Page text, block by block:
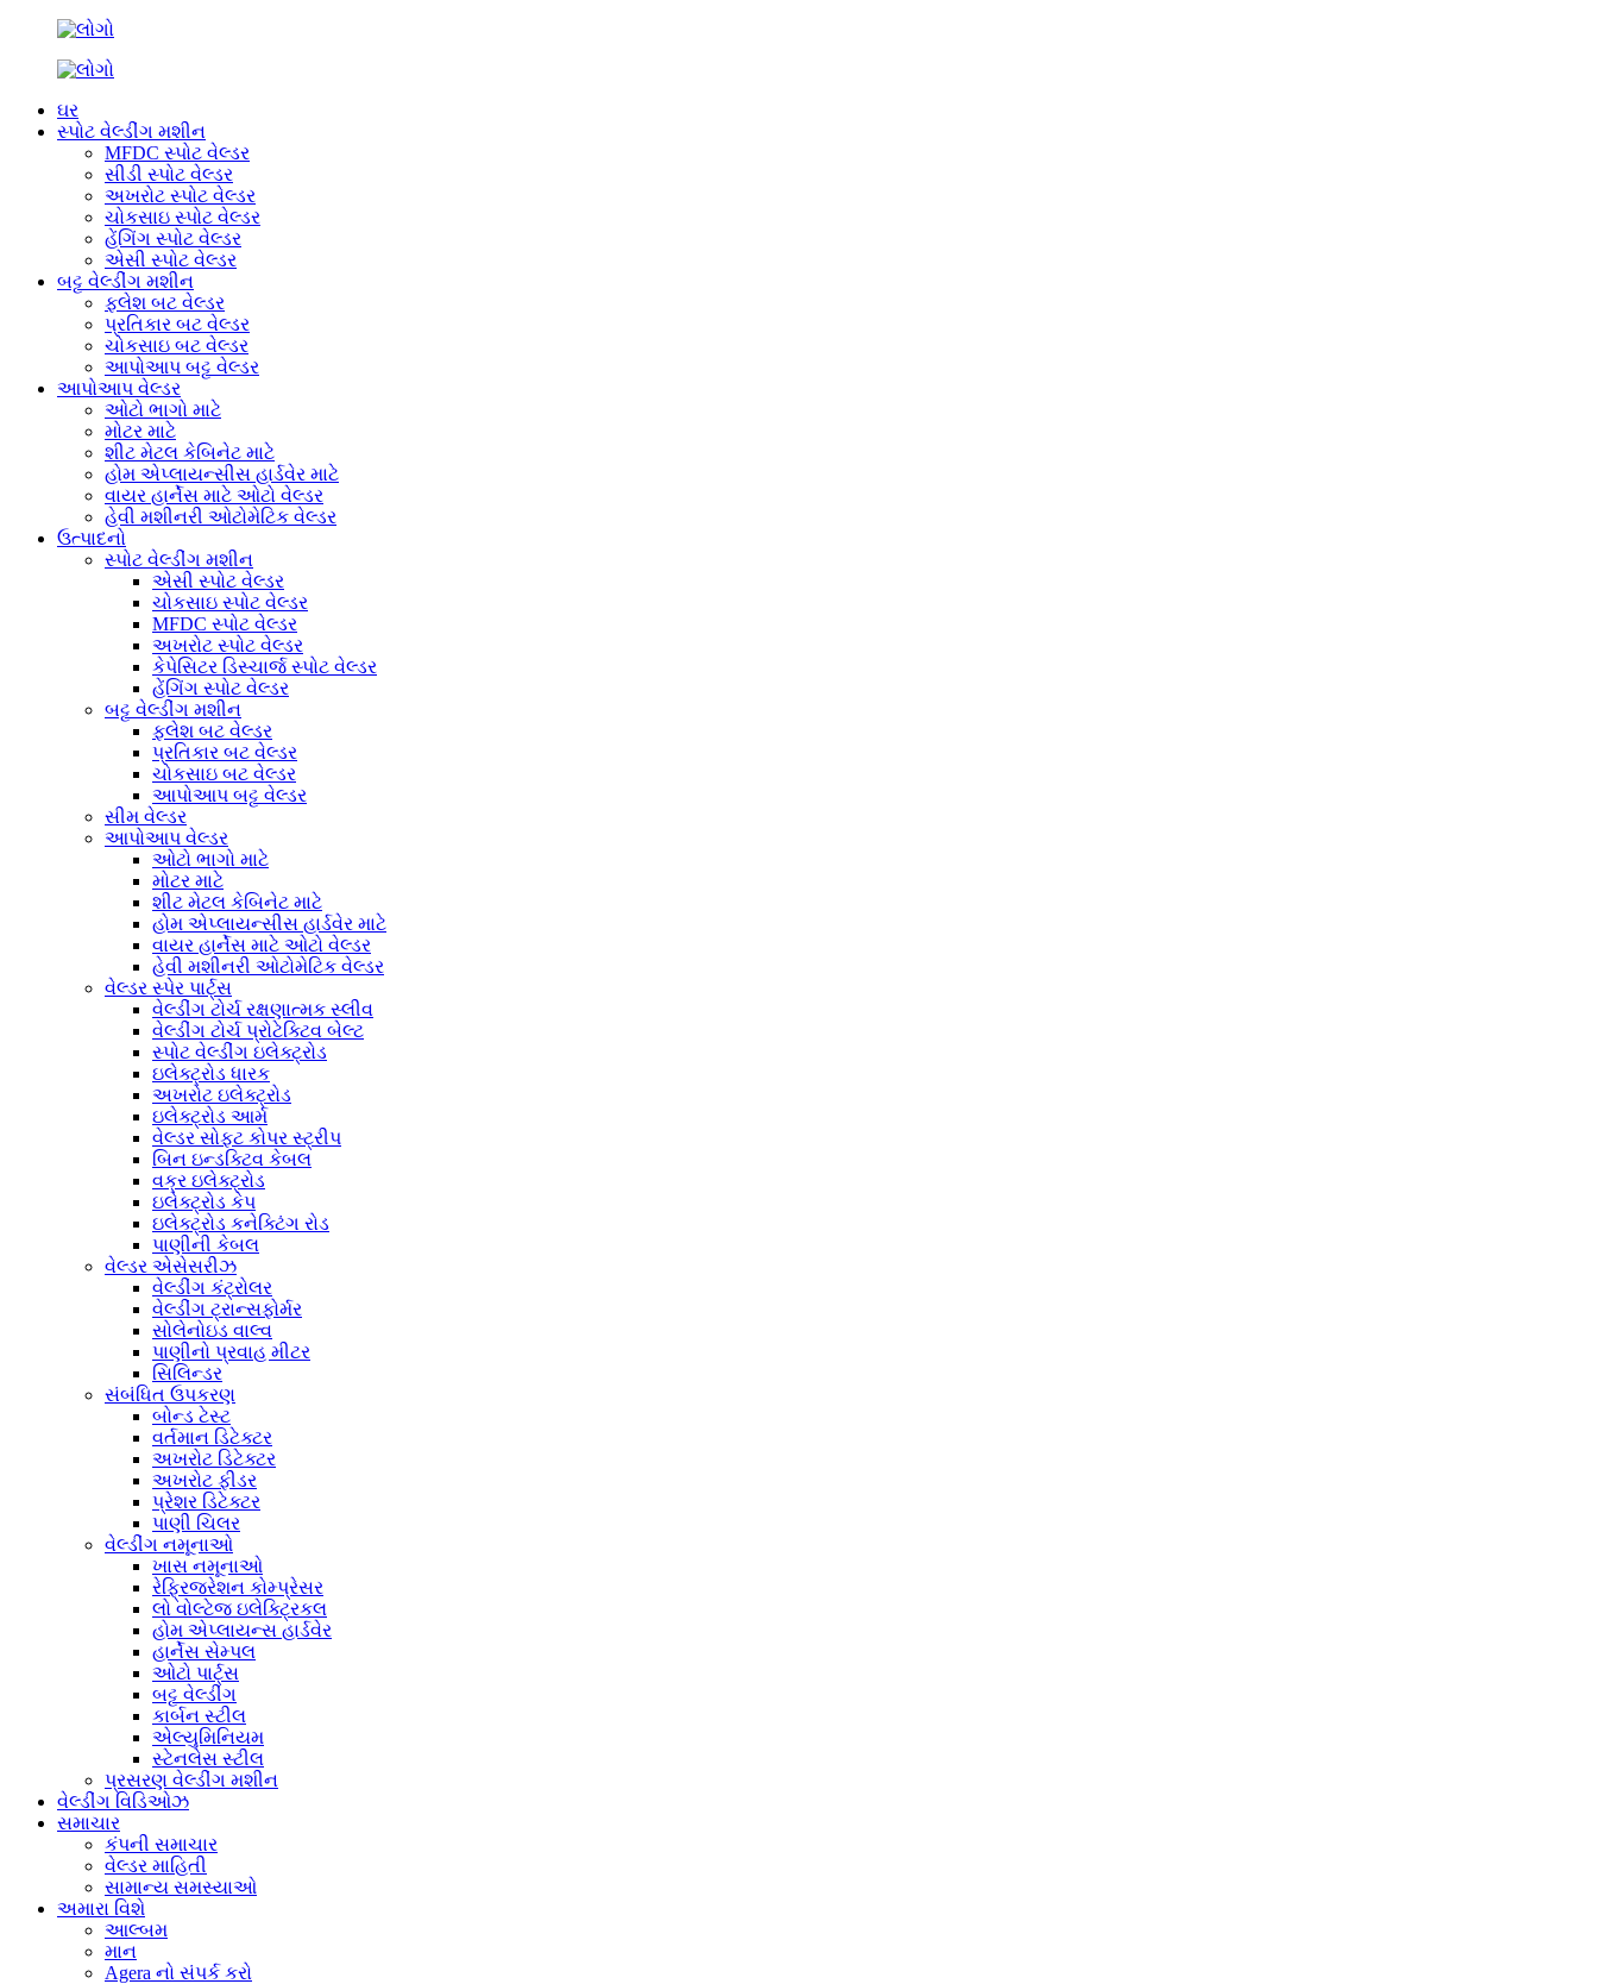
ઘર
સ્પોટ વેલ્ડીંગ મશીન
MFDC સ્પોટ વેલ્ડર
સીડી સ્પોટ વેલ્ડર
અખરોટ સ્પોટ વેલ્ડર
ચોકસાઇ સ્પોટ વેલ્ડર
હેંગિંગ સ્પોટ વેલ્ડર
એસી સ્પોટ વેલ્ડર
બટ્ટ વેલ્ડીંગ મશીન
ફ્લેશ બટ વેલ્ડર
પ્રતિકાર બટ વેલ્ડર
ચોકસાઇ બટ વેલ્ડર
આપોઆપ બટ્ટ વેલ્ડર
આપોઆપ વેલ્ડર
ઓટો ભાગો માટે
મોટર માટે
શીટ મેટલ કેબિનેટ માટે
હોમ એપ્લાયન્સીસ હાર્ડવેર માટે
વાયર હાર્નેસ માટે ઓટો વેલ્ડર
હેવી મશીનરી ઓટોમેટિક વેલ્ડર
ઉત્પાદનો
સ્પોટ વેલ્ડીંગ મશીન
એસી સ્પોટ વેલ્ડર
ચોકસાઇ સ્પોટ વેલ્ડર
MFDC સ્પોટ વેલ્ડર
અખરોટ સ્પોટ વેલ્ડર
કેપેસિટર ડિસ્ચાર્જ સ્પોટ વેલ્ડર
હેંગિંગ સ્પોટ વેલ્ડર
બટ્ટ વેલ્ડીંગ મશીન
ફ્લેશ બટ વેલ્ડર
પ્રતિકાર બટ વેલ્ડર
ચોકસાઇ બટ વેલ્ડર
આપોઆપ બટ્ટ વેલ્ડર
સીમ વેલ્ડર
આપોઆપ વેલ્ડર
ઓટો ભાગો માટે
મોટર માટે
શીટ મેટલ કેબિનેટ માટે
હોમ એપ્લાયન્સીસ હાર્ડવેર માટે
વાયર હાર્નેસ માટે ઓટો વેલ્ડર
હેવી મશીનરી ઓટોમેટિક વેલ્ડર
વેલ્ડર સ્પેર પાર્ટ્સ
વેલ્ડીંગ ટોર્ચ રક્ષણાત્મક સ્લીવ
વેલ્ડીંગ ટોર્ચ પ્રોટેક્ટિવ બેલ્ટ
સ્પોટ વેલ્ડીંગ ઇલેક્ટ્રોડ
ઇલેક્ટ્રોડ ધારક
અખરોટ ઇલેક્ટ્રોડ
ઇલેક્ટ્રોડ આર્મ
વેલ્ડર સોફ્ટ કોપર સ્ટ્રીપ
બિન ઇન્ડક્ટિવ કેબલ
વક્ર ઇલેક્ટ્રોડ
ઇલેક્ટ્રોડ કેપ
ઇલેક્ટ્રોડ કનેક્ટિંગ રોડ
પાણીની કેબલ
વેલ્ડર એસેસરીઝ
વેલ્ડીંગ કંટ્રોલર
વેલ્ડીંગ ટ્રાન્સફોર્મર
સોલેનોઇડ વાલ્વ
પાણીનો પ્રવાહ મીટર
સિલિન્ડર
સંબંધિત ઉપકરણ
બોન્ડ ટેસ્ટ
વર્તમાન ડિટેક્ટર
અખરોટ ડિટેક્ટર
અખરોટ ફીડર
પ્રેશર ડિટેક્ટર
પાણી ચિલર
વેલ્ડીંગ નમૂનાઓ
ખાસ નમૂનાઓ
રેફ્રિજરેશન કોમ્પ્રેસર
લો વોલ્ટેજ ઇલેક્ટ્રિકલ
હોમ એપ્લાયન્સ હાર્ડવેર
હાર્નેસ સેમ્પલ
ઓટો પાર્ટ્સ
બટ્ટ વેલ્ડીંગ
કાર્બન સ્ટીલ
એલ્યુમિનિયમ
સ્ટેનલેસ સ્ટીલ
પ્રસરણ વેલ્ડીંગ મશીન
વેલ્ડીંગ વિડિઓઝ
સમાચાર
કંપની સમાચાર
વેલ્ડર માહિતી
સામાન્ય સમસ્યાઓ
અમારા વિશે
આલ્બમ
માન
Agera નો સંપર્ક કરો